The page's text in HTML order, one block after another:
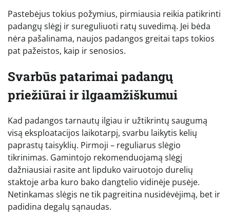
Pastebėjus tokius požymius, pirmiausia reikia patikrinti
padangų slėgį ir sureguliuoti ratų suvedimą. Jei bėda
nėra pašalinama, naujos padangos greitai taps tokios
pat pažeistos, kaip ir senosios.
Svarbūs patarimai padangų
priežiūrai ir ilgaamžiškumui
Kad padangos tarnautų ilgiau ir užtikrintų saugumą
visą eksploatacijos laikotarpį, svarbu laikytis kelių
paprastų taisyklių. Pirmoji – reguliarus slėgio
tikrinimas. Gamintojo rekomenduojamą slėgį
dažniausiai rasite ant lipduko vairuotojo durelių
staktoje arba kuro bako dangtelio vidinėje pusėje.
Netinkamas slėgis ne tik pagreitina nusidėvėjimą, bet ir
padidina degalų sąnaudas.